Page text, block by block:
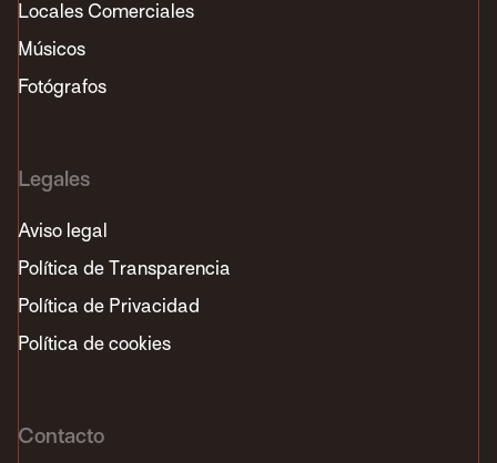
Locales Comerciales
Músicos
Fotógrafos
Legales
Aviso legal
Política de Transparencia
Política de Privacidad
Política de cookies
Contacto